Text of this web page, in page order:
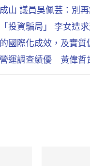
山 議員吳佩芸：別
投資騙局」 李女遭
國際化成效，及實
運調查績優 黃偉哲